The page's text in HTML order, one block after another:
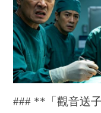
### **「觀音送